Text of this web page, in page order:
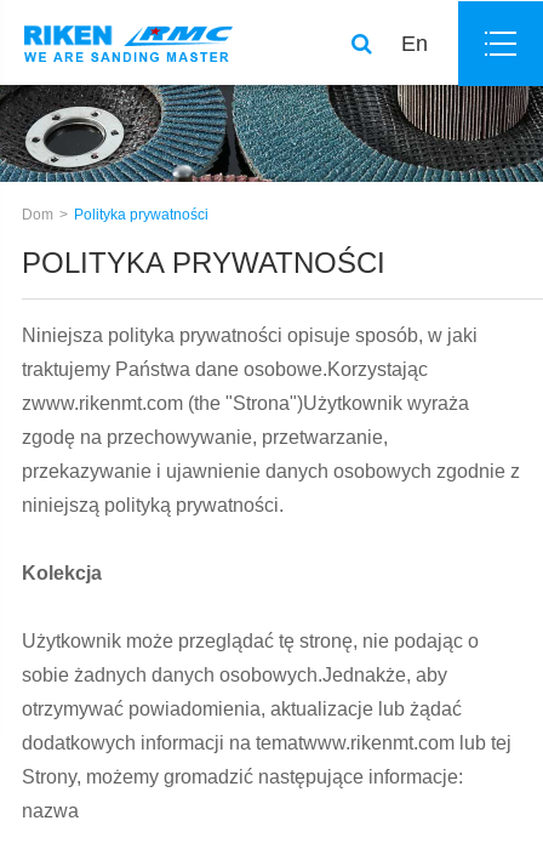
En
Dom Polityka prywatności
POLITYKA PRYWATNOŚCI
Niniejsza polityka prywatności opisuje sposób, w jaki
traktujemy Państwa dane osobowe.Korzystając
zwww.rikenmt.com (the "Strona")Użytkownik wyraża
zgodę na przechowywanie, przetwarzanie,
przekazywanie i ujawnienie danych osobowych zgodnie z
niniejszą polityką prywatności.
Kolekcja
Użytkownik może przeglądać tę stronę, nie podając o
sobie żadnych danych osobowych.Jednakże, aby
otrzymywać powiadomienia, aktualizacje lub żądać
dodatkowych informacji na tematwww.rikenmt.com lub tej
Strony, możemy gromadzić następujące informacje:
nazwa